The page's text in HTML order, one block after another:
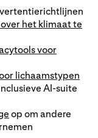
het klimaat te
voor
lichaamstypen
AI-suite
op om andere